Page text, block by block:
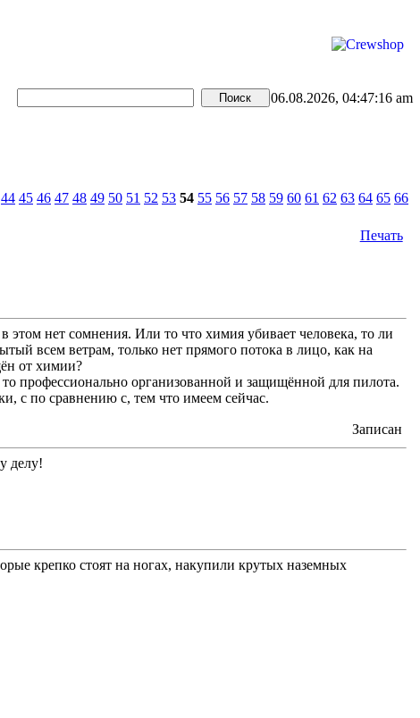
06.08.2026, 04:47:16 am
44 45 46 47 48 49 50 51 52 53 54 55 56 57 58 59 60 61 62 63 64 65 66
Печать
нет сомнения. Или то что химия убивает человека, то ли
всем ветрам, только нет прямого потока в лицо, как на
от химии?
профессионально организованной и защищённой для пилота.
с по сравнению с, тем что имеем сейчас.
Записан
делу!
крепко стоят на ногах, накупили крутых наземных